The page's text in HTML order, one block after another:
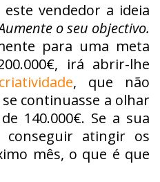
vendedor a ideia
o seu objectivo.
para uma meta
irá abrir-lhe
criatividade, que não
continuasse a olhar
140.000€. Se a sua
conseguir atingir os
mês, o que é que